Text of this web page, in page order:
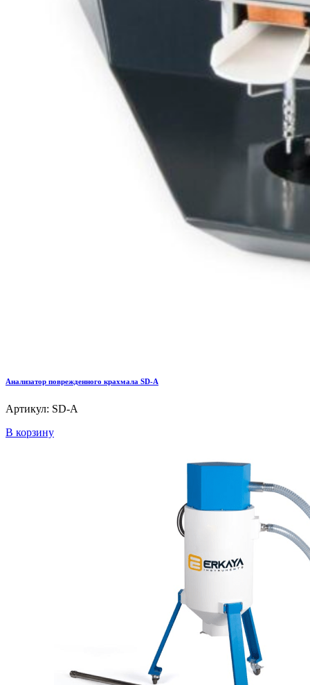
Анализатор поврежденного крахмала SD-A
Артикул: SD-A
В корзину